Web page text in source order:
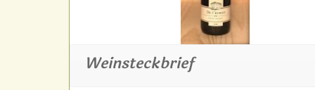
Weinsteckbrief